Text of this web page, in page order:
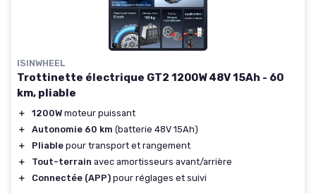
ISINWHEEL
Trottinette électrique GT2 1200W 48V 15Ah - 60
km, pliable
＋ 1200W moteur puissant
＋
Autonomie 60 km (batterie 48V 15Ah)
＋
Pliable pour transport et rangement
＋
Tout-terrain avec amortisseurs avant/arrière
＋
Connectée (APP) pour réglages et suivi